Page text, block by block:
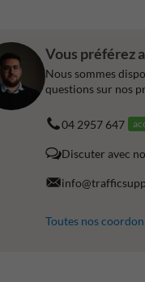
Vous préférez
Nous sommes
questions sur nos
04 2957 647
Discuter avec
Toutes nos